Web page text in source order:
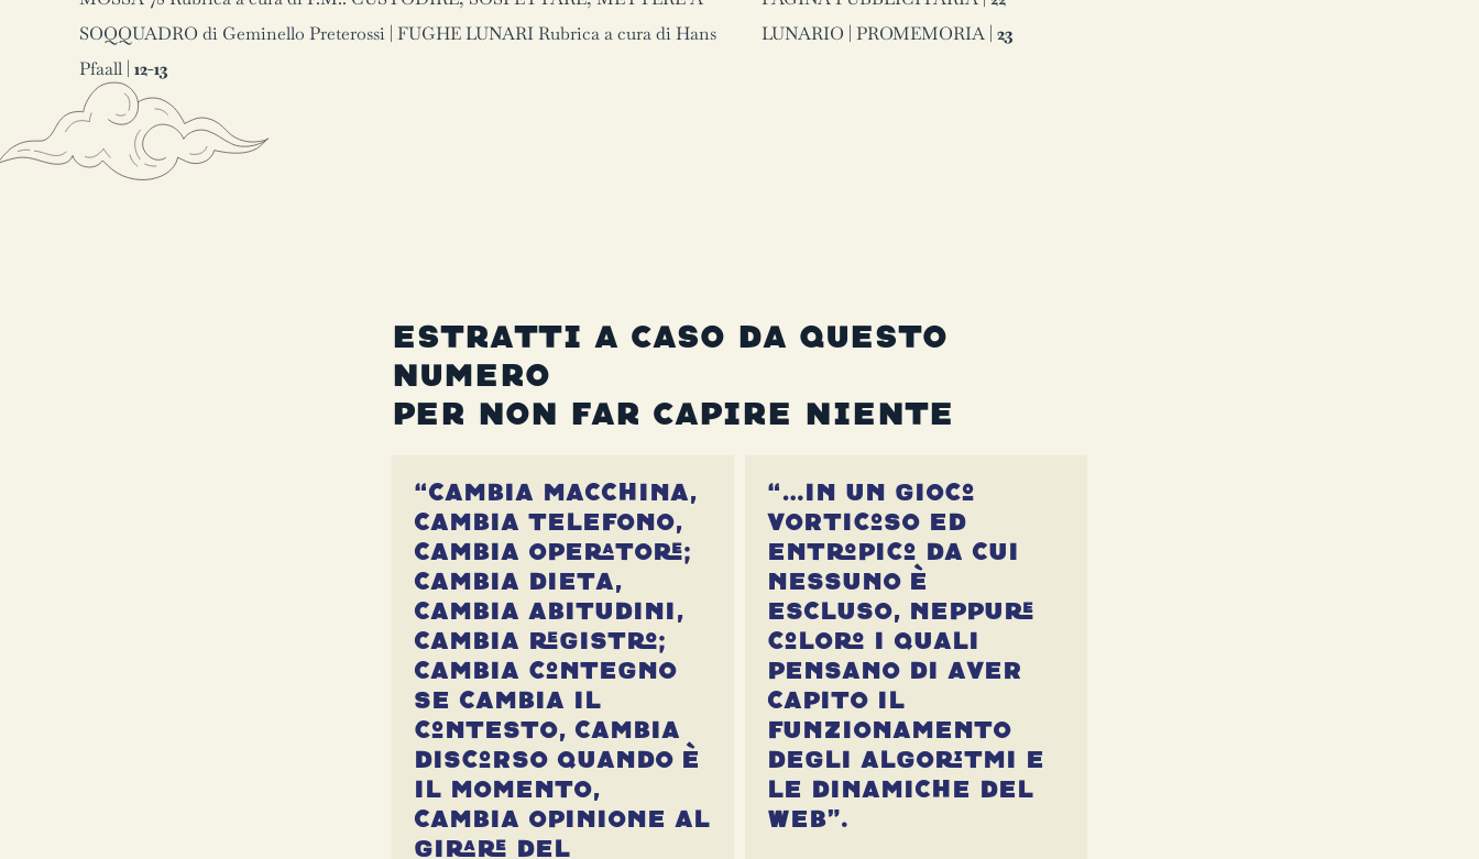
SOQQUADRO di Geminello Preterossi | FUGHE LUNARI Rubrica a cura di Hans
Pfaall | 12-13
LUNARIO | PROMEMORIA | 23
ESTRATTI A CASO DA QUESTO
NUMERO
PER NON FAR CAPIRE NIENTE
“Cambia macchina,
cambia telefono,
cambia operatore;
cambia dieta,
cambia abitudini,
cambia registro;
cambia contegno
se cambia il
contesto, cambia
discorso quando è
il momento,
cambia opinione al
girare del
“…in un gioco
vorticoso ed
entropico da cui
nessuno è
escluso, neppure
coloro i quali
pensano di aver
capito il
funzionamento
degli algoritmi e
le dinamiche del
web”.